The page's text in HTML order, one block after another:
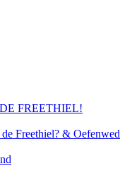
FREETHIEL!
Freethiel? &